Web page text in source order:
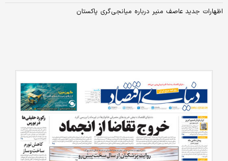
اظهارات جدید عاصف منیر درباره میانجی‌گری پاکستان